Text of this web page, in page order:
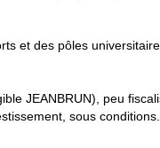
et des pôles
JEANBRUN), peu
sous conditions.